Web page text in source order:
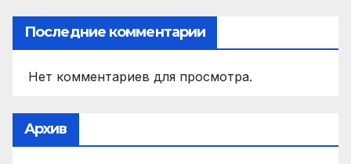
Последние комментарии
Нет комментариев для просмотра.
Архив